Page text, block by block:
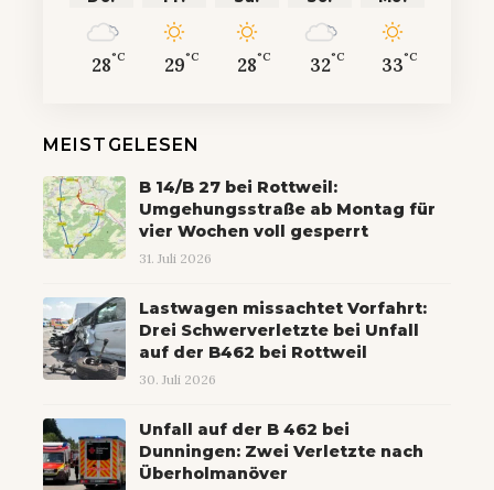
28°C 29°C 28°C 32°C 33°C
MEISTGELESEN
B 14/B 27 bei Rottweil:
Umgehungsstraße ab Montag für
vier Wochen voll gesperrt
31. Juli 2026
Lastwagen missachtet Vorfahrt:
Drei Schwerverletzte bei Unfall
auf der B462 bei Rottweil
30. Juli 2026
Unfall auf der B 462 bei
Dunningen: Zwei Verletzte nach
Überholmanöver